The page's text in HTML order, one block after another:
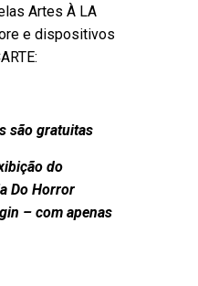
Artes À LA
e dispositivos
são gratuitas
do
Do Horror
– com apenas